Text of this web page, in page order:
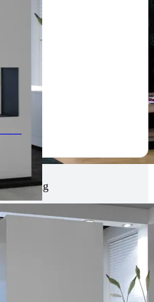
11317, Tallinn
18:30